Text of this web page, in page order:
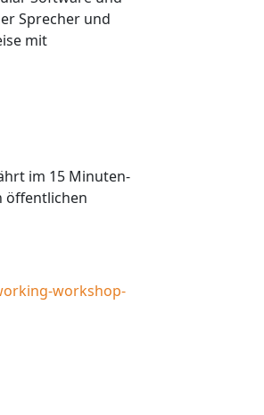
Sprecher und
mit
im 15 Minuten-
öffentlichen
workshop-